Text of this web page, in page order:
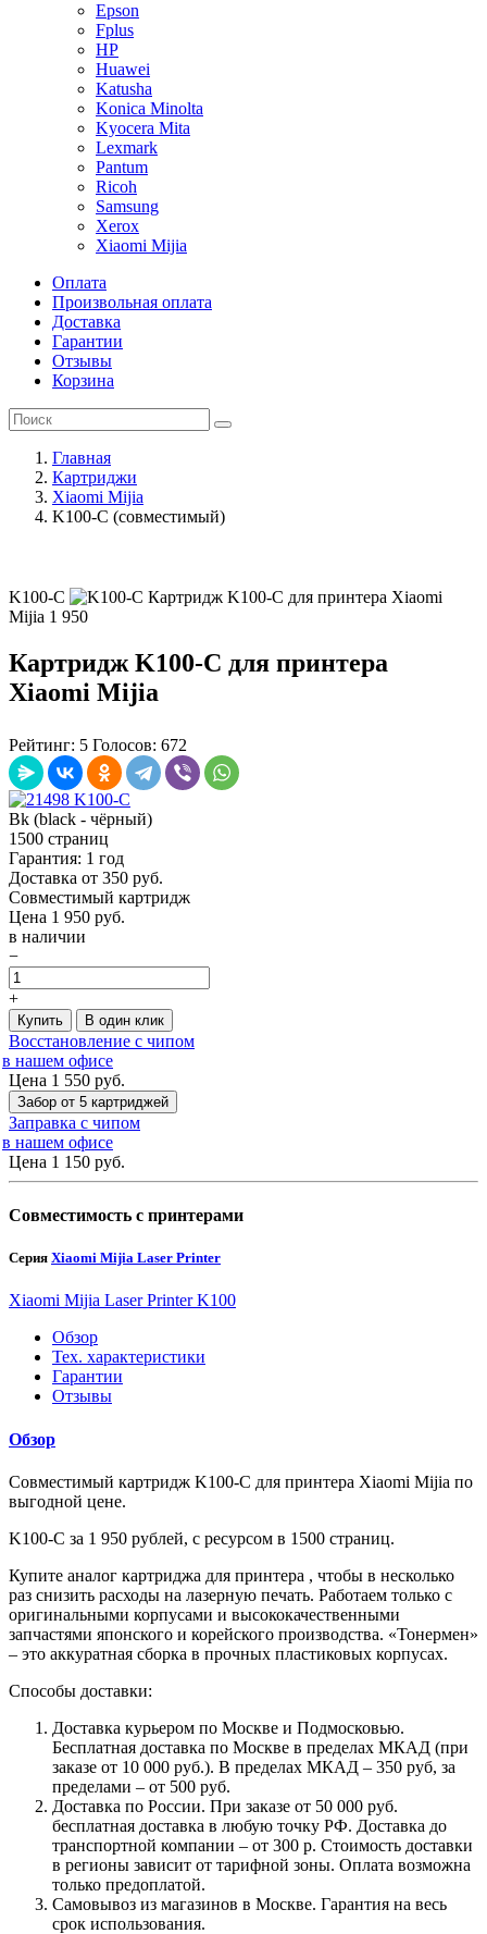
Epson
Fplus
HP
Huawei
Katusha
Konica Minolta
Kyocera Mita
Lexmark
Pantum
Ricoh
Samsung
Xerox
Xiaomi Mijia
Оплата
Произвольная оплата
Доставка
Гарантии
Отзывы
Корзина
Главная
Картриджи
Xiaomi Mijia
K100-C (совместимый)
K100-C
Картридж K100-C для принтера Xiaomi
Mijia 1 950
Картридж K100-C для принтера
Xiaomi Mijia
Рейтинг: 5 Голосов: 672
Bk (black - чёрный)
1500 страниц
Гарантия: 1 год
Доставка от 350 руб.
Совместимый картридж
Цена 1 950 руб.
в наличии
−
+
Купить В один клик
Восстановление с чипом
в нашем офисе
Цена 1 550 руб.
Забор от 5 картриджей
Заправка с чипом
в нашем офисе
Цена 1 150 руб.
Совместимость с принтерами
Серия Xiaomi Mijia Laser Printer
Xiaomi Mijia Laser Printer K100
Обзор
Тех. характеристики
Гарантии
Отзывы
Обзор
Совместимый картридж K100-C для принтера Xiaomi Mijia по
выгодной цене.
K100-C за 1 950 рублей, с ресурсом в 1500 страниц.
Купите аналог картриджа для принтера , чтобы в несколько
раз снизить расходы на лазерную печать. Работаем только с
оригинальными корпусами и высококачественными
запчастями японского и корейского производства. «Тонермен»
– это аккуратная сборка в прочных пластиковых корпусах.
Способы доставки:
Доставка курьером по Москве и Подмосковью.
Бесплатная доставка по Москве в пределах МКАД (при
заказе от 10 000 руб.). В пределах МКАД – 350 руб, за
пределами – от 500 руб.
Доставка по России. При заказе от 50 000 руб.
бесплатная доставка в любую точку РФ. Доставка до
транспортной компании – от 300 р. Стоимость доставки
в регионы зависит от тарифной зоны. Оплата возможна
только предоплатой.
Самовывоз из магазинов в Москве. Гарантия на весь
срок использования.